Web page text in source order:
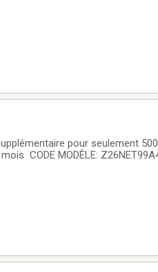
pour seulement
CODE MODÈLE: